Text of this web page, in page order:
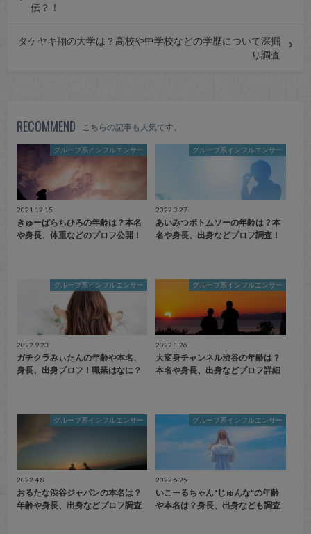
伝？！
タケヤキ翔の大学は？高校や中学校などの学歴について深掘
り調査
RECOMMEND こちらの記事も人気です。
グループ系インフルエンサー
2021.12.15
きゅーぱらちひろの年齢は？本名
や身長、体重などのプロフ公開！
グループ系インフルエンサー
2022.3.27
あいみつボトムソーの年齢は？本
名や身長、出身などプロフ調査！
グループ系インフルエンサー
2022.9.23
ガチクラみぃたんの年齢や本名、
身長、出身プロフ！職業はなに？
グループ系インフルエンサー
2022.1.26
大変身チャンネル渋谷の年齢は？
本名や身長、出身などプロフ詳細
グループ系インフルエンサー
2022.4.8
おるたな渋谷ジャパンの本名は？
年齢や身長、出身などプロフ調査
グループ系インフルエンサー
2022.6.25
いこーるちゃん"じゅんな"の年齢
や本名は？身長、出身なども調査